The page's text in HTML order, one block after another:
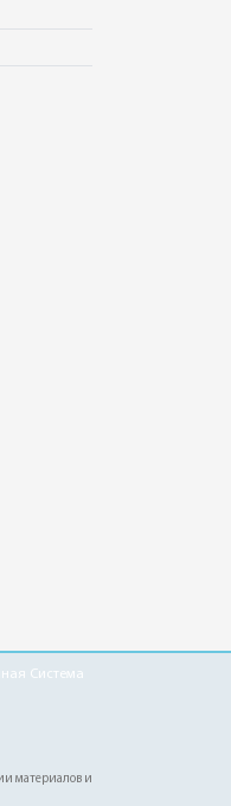
Система
материалов и